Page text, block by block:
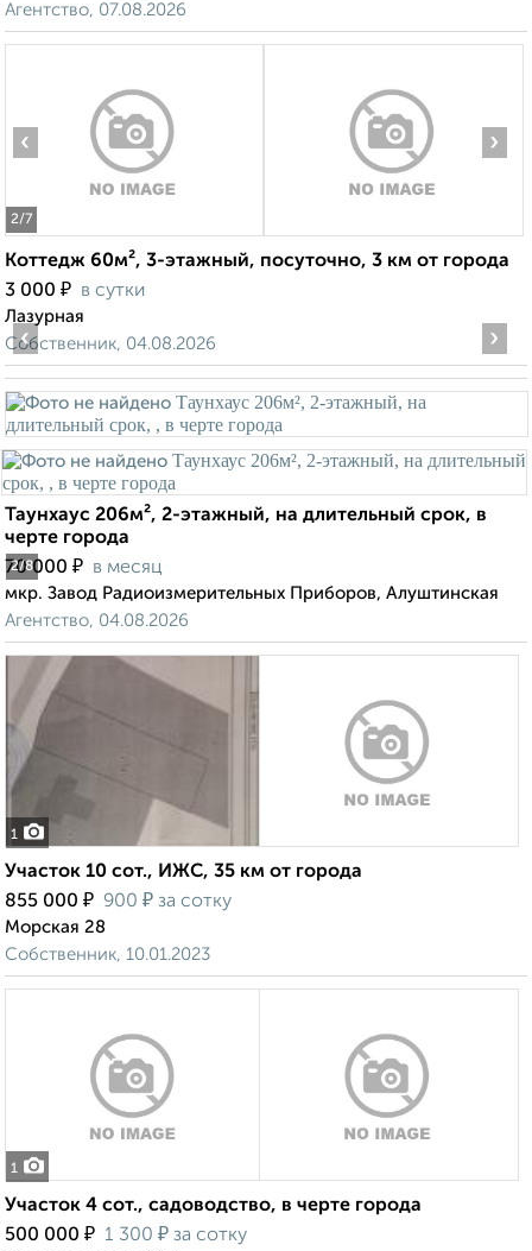
Агентство, 07.08.2026
2/7
‹ ›
Коттедж 60м², 3-этажный, посуточно, 3 км от города
3 000 ₽ в сутки
Лазурная
Собственник, 04.08.2026
2/8
‹ ›
Таунхаус 206м², 2-этажный, на длительный срок, в
черте города
70 000 ₽ в месяц
мкр. Завод Радиоизмерительных Приборов, Алуштинская
Агентство, 04.08.2026
1
Участок 10 сот., ИЖС, 35 км от города
855 000 ₽ 900 ₽ за сотку
Морская 28
Собственник, 10.01.2023
1
Участок 4 сот., садоводство, в черте города
500 000 ₽ 1 300 ₽ за сотку